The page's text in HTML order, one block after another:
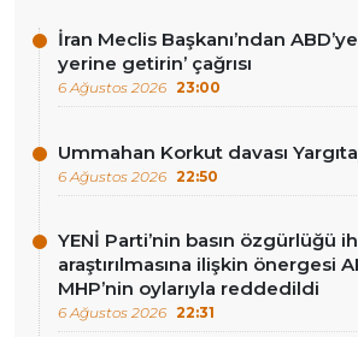
İran Meclis Başkanı’ndan
yerine getirin’ çağrısı
6 Ağustos 2026 23:00
Ummahan Korkut davası
6 Ağustos 2026 22:50
YENİ Parti’nin basın özgürlüğü
araştırılmasına ilişkin önergesi
MHP’nin oylarıyla reddedildi
6 Ağustos 2026 22:31